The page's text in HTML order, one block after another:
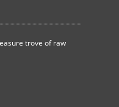
trove of raw